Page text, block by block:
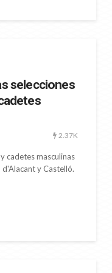
selecciones
2.37K
cadetes masculinas
y Castelló.